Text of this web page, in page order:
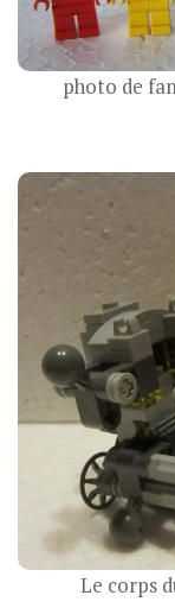
photo de
Le corps